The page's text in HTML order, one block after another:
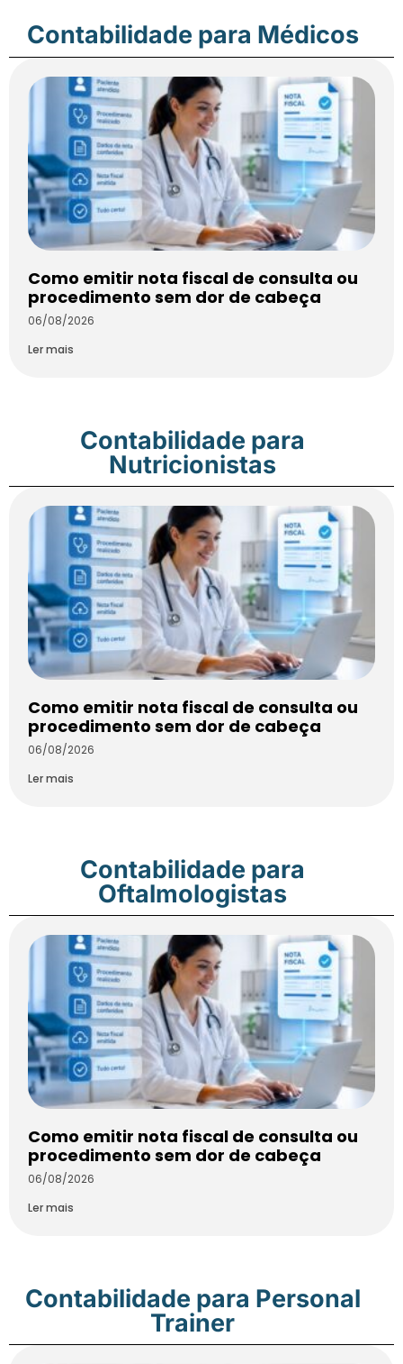
Contabilidade para Médicos
Como emitir nota fiscal de consulta ou
procedimento sem dor de cabeça
06/08/2026
Ler mais
Contabilidade para
Nutricionistas
Como emitir nota fiscal de consulta ou
procedimento sem dor de cabeça
06/08/2026
Ler mais
Contabilidade para
Oftalmologistas
Como emitir nota fiscal de consulta ou
procedimento sem dor de cabeça
06/08/2026
Ler mais
Contabilidade para Personal
Trainer